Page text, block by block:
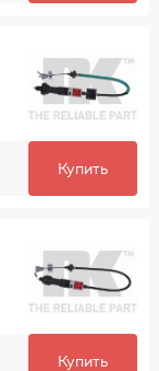
Купить
Купить